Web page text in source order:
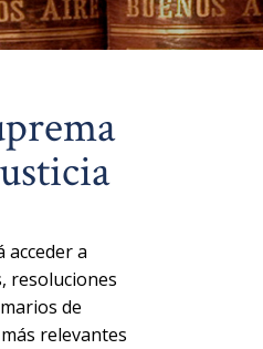
acceder a
resoluciones
de
relevantes